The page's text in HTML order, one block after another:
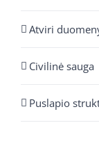
Atviri
Civilinė sauga
Puslapio